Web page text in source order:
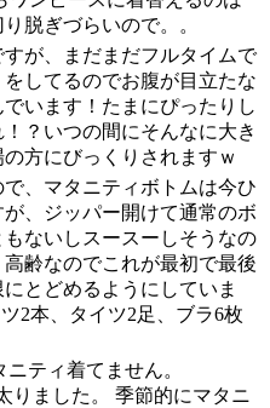
脱ぎづらいので。。
が、まだまだフルタイムで
してるのでお腹が目立たな
います！たまにぴったりし
？いつの間にそんなに大き
方にびっくりされますｗ
、マタニティボトムは今ひ
、ジッパー開けて通常のボ
もないしスースーしそうなの
齢なのでこれが最初で最後
とどめるようにしていま
2本、タイツ2足、ブラ6枚
ティ着てません。
りました。 季節的にマタニ